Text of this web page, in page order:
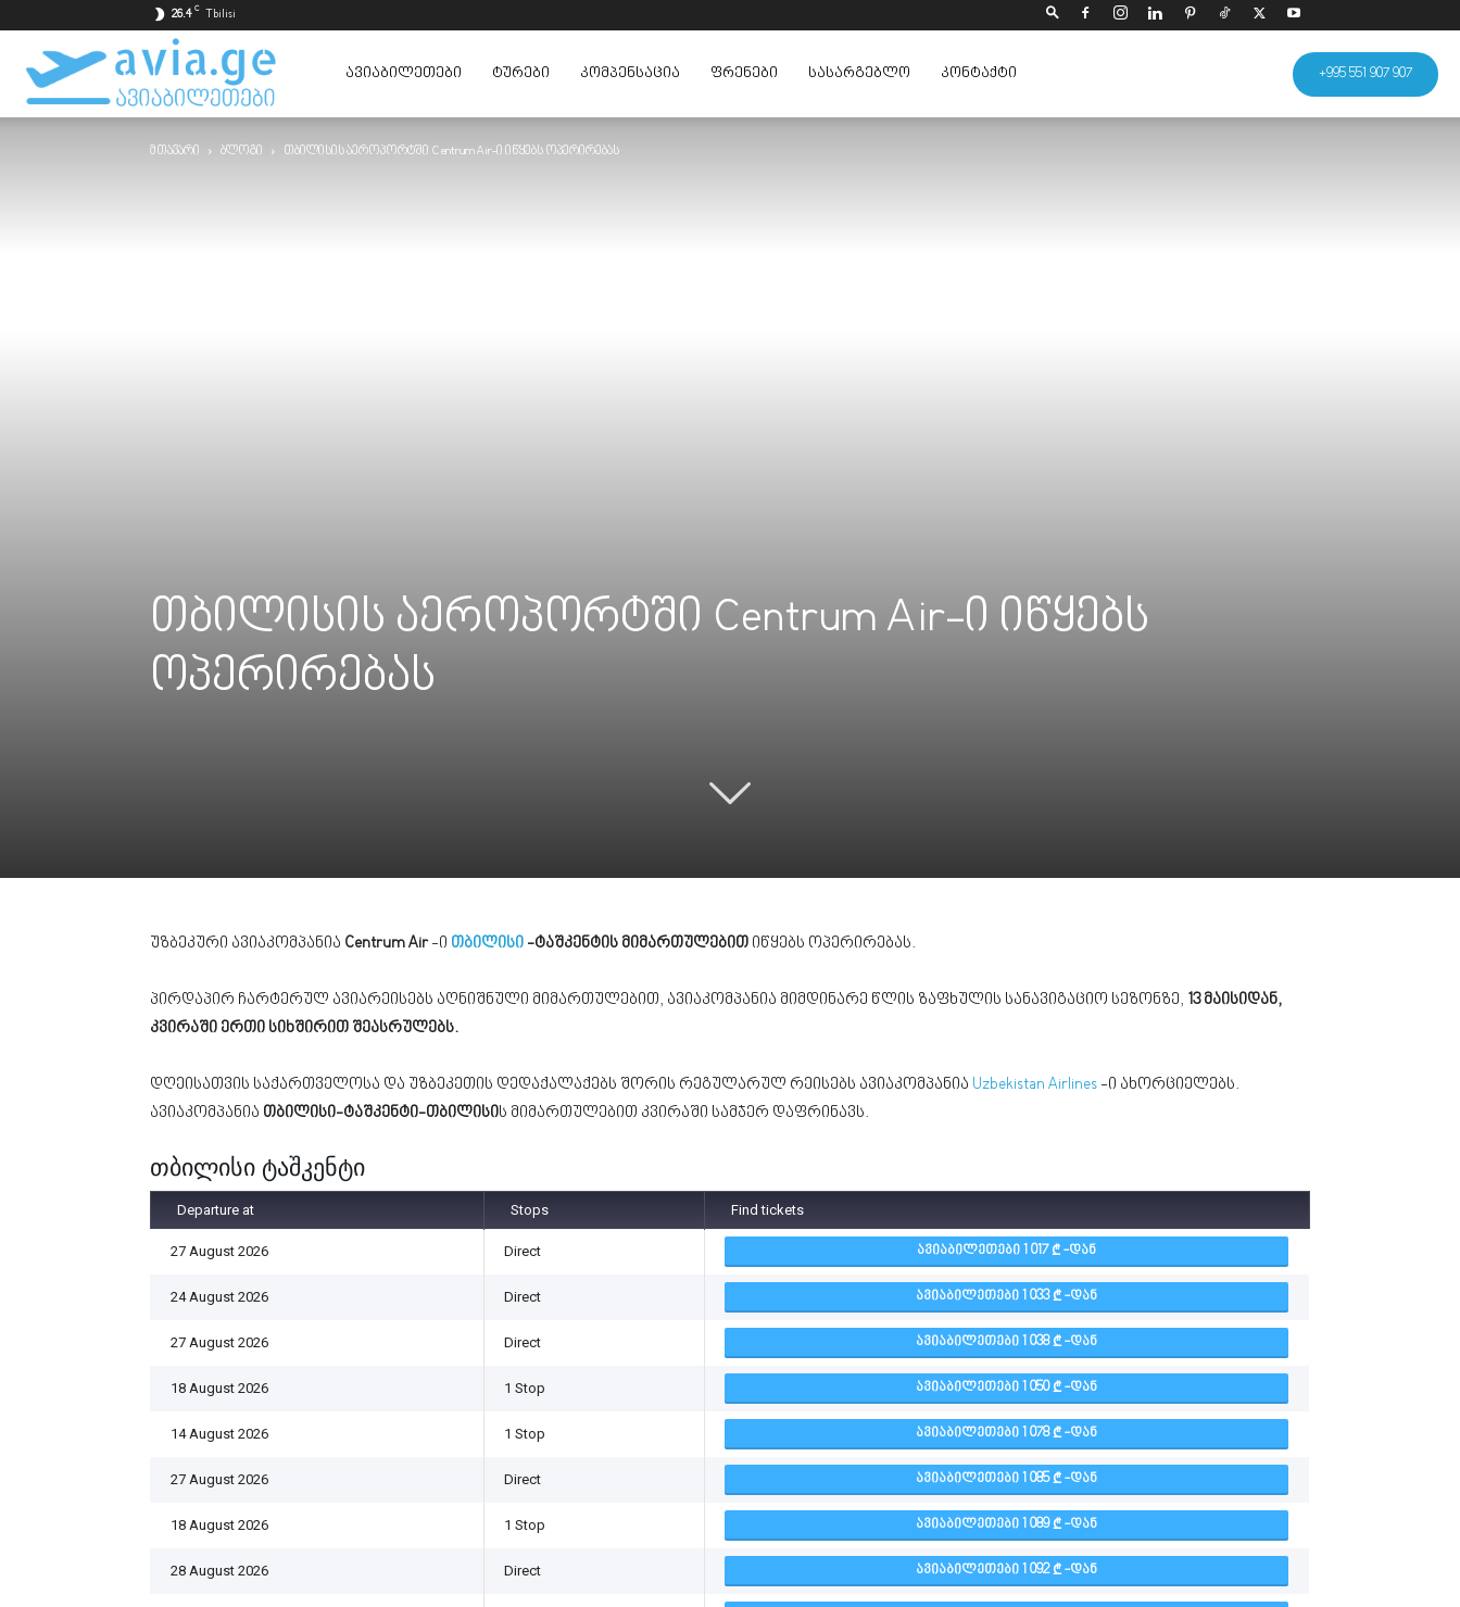
26.4 C Tbilisi
+995 551 907 907
ავიაბილეთები
ყველაზე
ᲐᲕᲘᲐᲑᲘᲚᲔᲗᲔᲑᲘ ᲢᲣᲠᲔᲑᲘ ᲙᲝᲛᲞᲔᲜᲡᲐᲪᲘᲐ ᲤᲠᲔᲜᲔᲑᲘ ᲡᲐᲡᲐᲠᲒᲔᲑᲚᲝ ᲙᲝᲜᲢᲐᲥᲢᲘ
მთავარი ბლოგი თბილისის აეროპორტში Centrum Air-ი იწყებს ოპერირებას
თბილისის აეროპორტში Centrum Air-ი იწყებს
ოპერირებას
უზბეკური ავიაკომპანია Centrum Air-ი თბილისი -ტაშკენტის მიმართულებით იწყებს ოპერირებას.
პირდაპირ ჩარტერულ ავიარეისებს აღნიშნული მიმართულებით, ავიაკომპანია მიმდინარე წლის ზაფხულის სანავიგაციო სეზონზე, 13 მაისიდან,
კვირაში ერთი სიხშირით შეასრულებს.
დღეისათვის საქართველოსა და უზბეკეთის დედაქალაქებს შორის რეგულარულ რეისებს ავიაკომპანია Uzbekistan Airlines -ი ახორციელებს.
ავიაკომპანია თბილისი-ტაშკენტი-თბილისის მიმართულებით კვირაში სამჯერ დაფრინავს.
თბილისი ტაშკენტი
Departure at Stops Find tickets
27 August 2026 Direct ᲐᲕᲘᲐᲑᲘᲚᲔᲗᲔᲑᲘ 1 017 -ᲓᲐᲜ
24 August 2026 Direct ᲐᲕᲘᲐᲑᲘᲚᲔᲗᲔᲑᲘ 1 033 -ᲓᲐᲜ
27 August 2026 Direct ᲐᲕᲘᲐᲑᲘᲚᲔᲗᲔᲑᲘ 1 038 -ᲓᲐᲜ
18 August 2026 1 Stop ᲐᲕᲘᲐᲑᲘᲚᲔᲗᲔᲑᲘ 1 050 -ᲓᲐᲜ
14 August 2026 1 Stop ᲐᲕᲘᲐᲑᲘᲚᲔᲗᲔᲑᲘ 1 078 -ᲓᲐᲜ
27 August 2026 Direct ᲐᲕᲘᲐᲑᲘᲚᲔᲗᲔᲑᲘ 1 085 -ᲓᲐᲜ
18 August 2026 1 Stop ᲐᲕᲘᲐᲑᲘᲚᲔᲗᲔᲑᲘ 1 089 -ᲓᲐᲜ
28 August 2026 Direct ᲐᲕᲘᲐᲑᲘᲚᲔᲗᲔᲑᲘ 1 092 -ᲓᲐᲜ